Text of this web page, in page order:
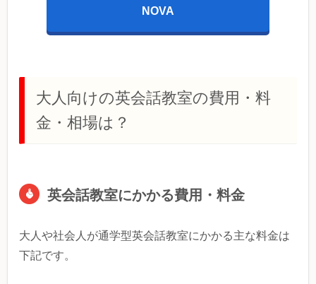
NOVA
大人向けの英会話教室の費用・料
金・相場は？
英会話教室にかかる費用・料金
大人や社会人が通学型英会話教室にかかる主な料金は
下記です。